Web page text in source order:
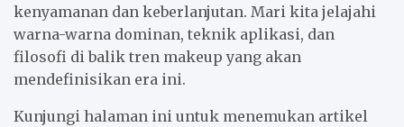
kenyamanan dan keberlanjutan. Mari kita jelajahi
warna-warna dominan, teknik aplikasi, dan
filosofi di balik tren makeup yang akan
mendefinisikan era ini.
Kunjungi halaman ini untuk menemukan artikel